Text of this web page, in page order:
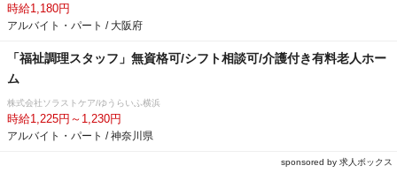
時給1,180円
アルバイト・パート / 大阪府
「福祉調理スタッフ」無資格可/シフト相談可/介護付き有料老人ホー
ム
株式会社ソラストケア/ゆうらいふ横浜
時給1,225円～1,230円
アルバイト・パート / 神奈川県
sponsored by 求人ボックス